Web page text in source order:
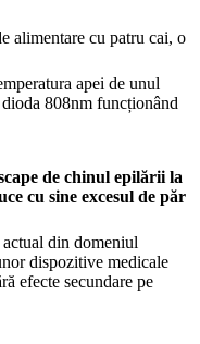
alimentare cu patru cai, o
apei de unul
808nm funcționând
de chinul epilării la
cu sine excesul de păr
actual din domeniul
dispozitive medicale
efecte secundare pe